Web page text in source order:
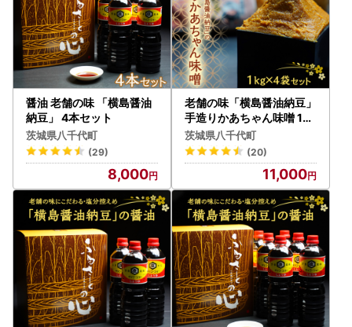
●寄附のキャンセル、返礼品の変更・返品はできません。
また、寄附者様の都合により返礼品がお届けできない場合、
返礼品の再送はいたしかねます。
住民票が八千代町にある方は、返礼品の送付対象になりませ
んので、あらかじめご了承ください。
醤油 老舗の味 「横島醤油
納豆」 4本セット
茨城県八千代町
(29)
8,000
老舗の味「横島醤油納豆」
手造りかあちゃん味噌 1kg
×4袋セット
茨城県八千代町
(20)
11,000